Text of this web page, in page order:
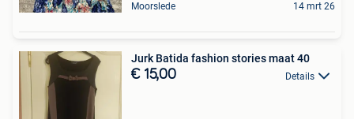
Moorslede 14 mrt 26
Jurk Batida fashion stories maat 40
€ 15,00 Details